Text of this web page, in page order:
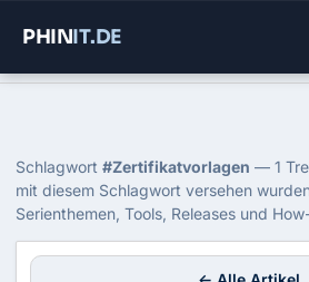
PHINIT.DE
Tag:
Schlagwort #Zertifikatvorlagen — 1
mit diesem Schlagwort versehen
Serienthemen, Tools, Releases und